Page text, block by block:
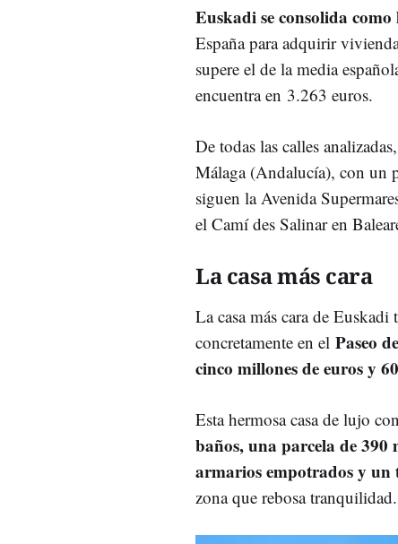
Euskadi se consolida
España para adquirir
supere el de la media
encuentra en 3.263 euros.
De todas las calles
Málaga (Andalucía), con un
siguen la Avenida
el Camí des Salinar en
La casa más cara
La casa más cara de
concretamente en el Paseo
cinco millones de euros y
Esta hermosa casa de lujo
baños, una parcela de
armarios empotrados y un
zona que rebosa tranquilidad.